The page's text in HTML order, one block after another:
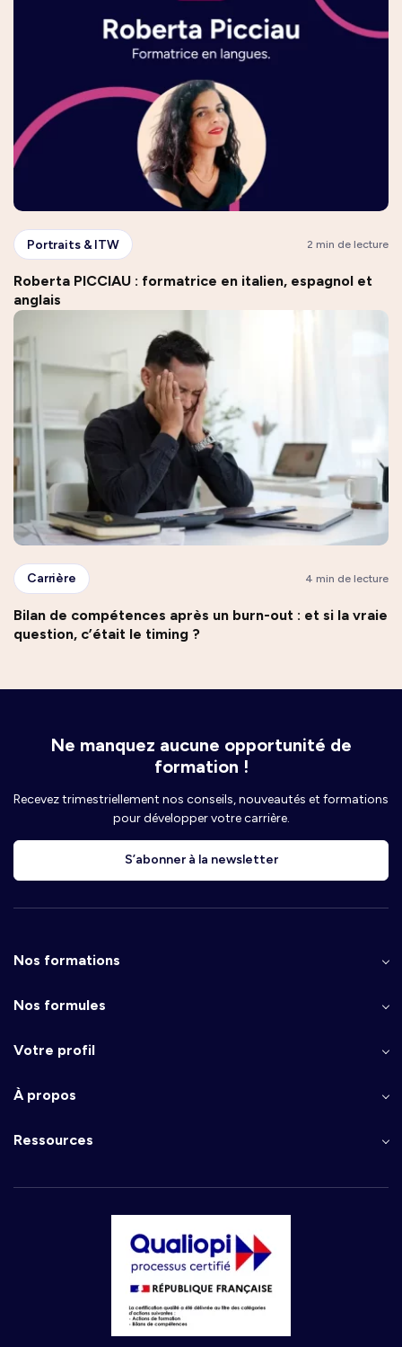
Portraits & ITW 2 min de lecture
Roberta PICCIAU : formatrice en italien, espagnol et
anglais
Carrière 4 min de lecture
Bilan de compétences après un burn-out : et si la vraie
question, c’était le timing ?
Ne manquez aucune opportunité de
formation !
Recevez trimestriellement nos conseils, nouveautés et formations
pour développer votre carrière.
S’abonner à la newsletter
Nos formations
Nos formules
Votre profil
À propos
Ressources